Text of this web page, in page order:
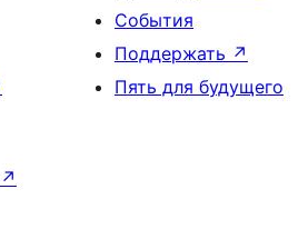
События
Поддержать ↗
Пять для будущего
↗